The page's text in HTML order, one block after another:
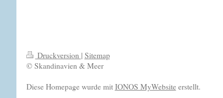
Druckversion | Sitemap
© Skandinavien & Meer
Diese Homepage wurde mit IONOS MyWebsiteerstellt.